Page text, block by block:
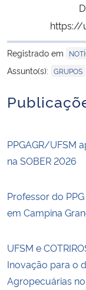
https://
Registrado em
Assunto(s): GRUPOS
PPGAGR/UFSM
na SOBER 2026
Professor do
em Campina
UFSM e
Inovação para o
Agropecuárias